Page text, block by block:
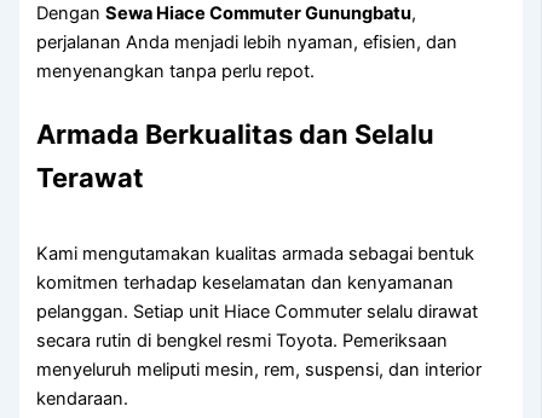
DenganSewa Hiace Commuter Gunungbatu,
perjalanan Anda menjadi lebih nyaman, efisien, dan
menyenangkan tanpa perlu repot.
Armada Berkualitas dan Selalu
Terawat
Kami mengutamakan kualitas armada sebagai bentuk
komitmen terhadap keselamatan dan kenyamanan
pelanggan. Setiap unit Hiace Commuter selalu dirawat
secara rutin di bengkel resmi Toyota. Pemeriksaan
menyeluruh meliputi mesin, rem, suspensi, dan interior
kendaraan.